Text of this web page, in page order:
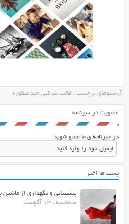
آرشیوهای برچسب : قالب شرکتی چند منظوره
عضویت در خبرنامه
در خبرنامه ی ما عضو شوید
پست ها اخیر
پشتیبانی و نگهداری از ماشین
سه‌شنبه ، 13 آگوست